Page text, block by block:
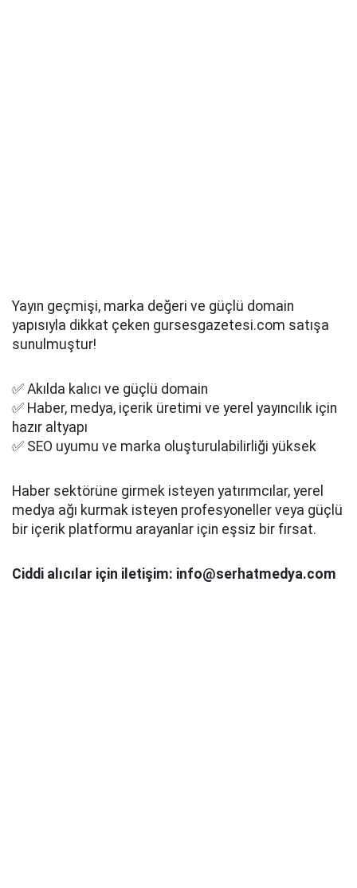
Yayın geçmişi, marka değeri ve güçlü domain
yapısıyla dikkat çeken gursesgazetesi.com satışa
sunulmuştur!
✅ Akılda kalıcı ve güçlü domain
✅ Haber, medya, içerik üretimi ve yerel yayıncılık için
hazır altyapı
✅ SEO uyumu ve marka oluşturulabilirliği yüksek
Haber sektörüne girmek isteyen yatırımcılar, yerel
medya ağı kurmak isteyen profesyoneller veya güçlü
bir içerik platformu arayanlar için eşsiz bir fırsat.
Ciddi alıcılar için iletişim: info@serhatmedya.com